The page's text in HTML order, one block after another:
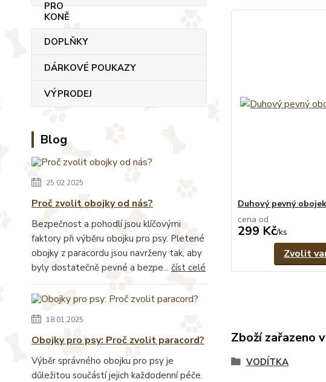
DOPLŇKY
DÁRKOVÉ POUKAZY
VÝPRODEJ
Blog
25.02.2025
Proč zvolit obojky od nás?
Bezpečnost a pohodlí jsou klíčovými
faktory při výběru obojku pro psy. Pletené
obojky z paracordu jsou navrženy tak, aby
byly dostatečně pevné a bezpe... číst celé
18.01.2025
Obojky pro psy: Proč zvolit paracord?
Výběr správného obojku pro psy je
důležitou součástí jejich každodenní péče.
Duhový pevný
cena od
299 Kč/ks
Zvolit
Zboží zařazeno
VODÍTKA